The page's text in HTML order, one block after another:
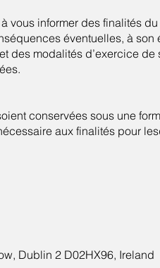
vous informer des finalités
éventuelles, à son
des modalités d’exercice de
conservées sous une
aux finalités pour
Dublin 2 D02HX96, Ireland